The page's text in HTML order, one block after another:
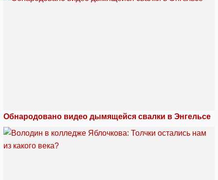
Обнародовано видео дымящейся свалки в Энгельсе